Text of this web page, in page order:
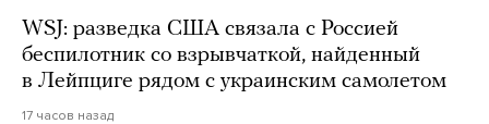
WSJ: разведка США связала с Россией
беспилотник со взрывчаткой, найденный
в Лейпциге рядом с украинским самолетом
17 часов назад